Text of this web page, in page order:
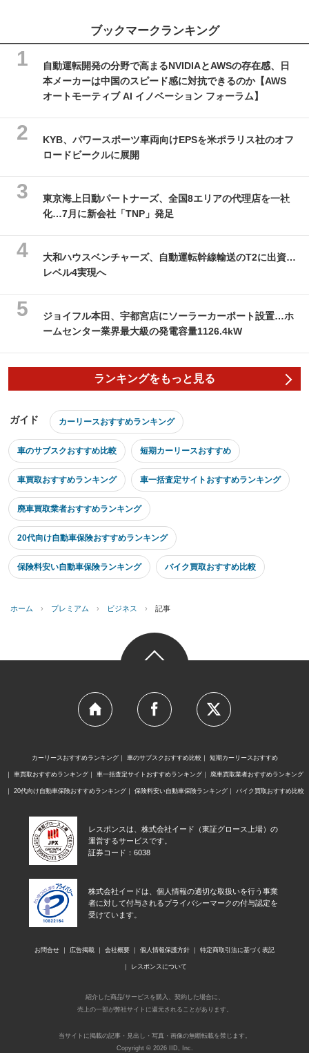
ブックマークランキング
自動運転開発の分野で高まるNVIDIAとAWSの存在感、日
本メーカーは中国のスピード感に対抗できるのか【AWS
オートモーティブ AI イノベーション フォーラム】
KYB、パワースポーツ車両向けEPSを米ポラリス社のオフ
ロードビークルに展開
東京海上日動パートナーズ、全国8エリアの代理店を一社
化…7月に新会社「TNP」発足
大和ハウスベンチャーズ、自動運転幹線輸送のT2に出資…
レベル4実現へ
ジョイフル本田、宇都宮店にソーラーカーポート設置…ホ
ームセンター業界最大級の発電容量1126.4kW
ランキングをもっと見る
ガイド カーリースおすすめランキング
車のサブスクおすすめ比較 短期カーリースおすすめ
車買取おすすめランキング 車一括査定サイトおすすめランキング
廃車買取業者おすすめランキング
20代向け自動車保険おすすめランキング
保険料安い自動車保険ランキング バイク買取おすすめ比較
ホーム › プレミアム › ビジネス › 記事
カーリースおすすめランキング 車のサブスクおすすめ比較 短期カーリースおすすめ
車買取おすすめランキング 車一括査定サイトおすすめランキング 廃車買取業者おすすめランキング
20代向け自動車保険おすすめランキング 保険料安い自動車保険ランキング バイク買取おすすめ比較
レスポンスは、株式会社イード（東証グロース上場）の
運営するサービスです。
証券コード：6038
株式会社イードは、個人情報の適切な取扱いを行う事業
者に対して付与されるプライバシーマークの付与認定を
受けています。
お問合せ 広告掲載 会社概要 個人情報保護方針 特定商取引法に基づく表記
レスポンスについて
紹介した商品/サービスを購入、契約した場合に、
売上の一部が弊社サイトに還元されることがあります。
当サイトに掲載の記事・見出し・写真・画像の無断転載を禁じます。
Copyright © 2026 IID, Inc.